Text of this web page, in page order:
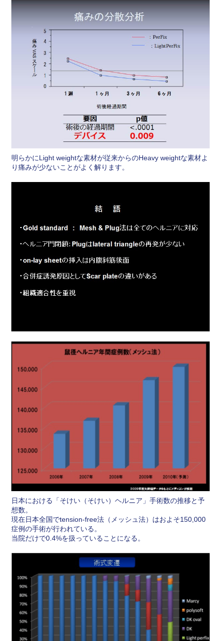
明らかにLight weightな素材が従来からのHeavy weightな素材よ
り痛みが少ないことがよく解ります。
日本における「そけい（そけい）ヘルニア」手術数の推移と予
想数。
現在日本全国でtension-free法（メッシュ法）はおよそ150,000
症例の手術が行われている。
当院だけで0.4%を扱っていることになる。